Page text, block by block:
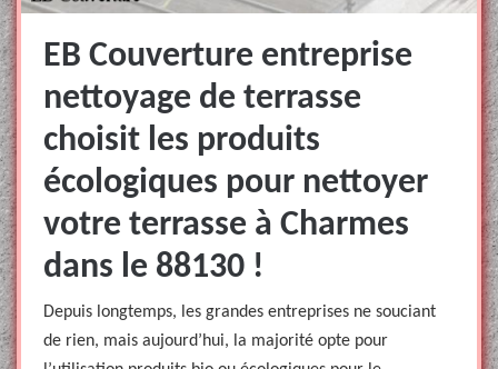
EB Couverture entreprise
nettoyage de terrasse
choisit les produits
écologiques pour nettoyer
votre terrasse à Charmes
dans le 88130 !
Depuis longtemps, les grandes entreprises ne souciant
de rien, mais aujourd’hui, la majorité opte pour